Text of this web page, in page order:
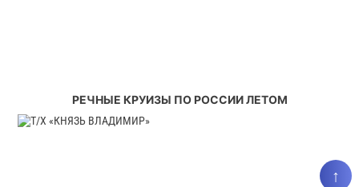
РЕЧНЫЕ КРУИЗЫ ПО РОССИИ ЛЕТОМ
↑